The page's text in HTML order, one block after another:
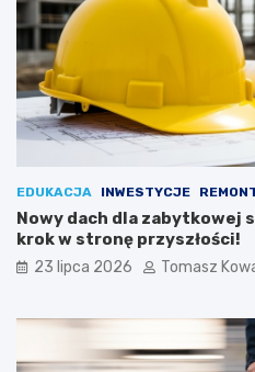
EDUKACJA INWESTYCJE
Nowy dach dla zabytkowej
krok w stronę przyszłości!
23 lipca 2026 Tomasz